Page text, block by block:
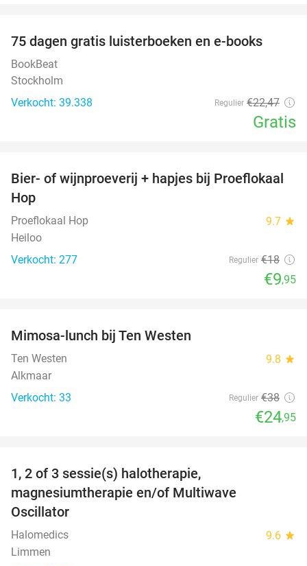
75 dagen gratis luisterboeken en e-books
BookBeat
Stockholm
Verkocht: 39.338
Regulier €22,47
Gratis
45%
Bier- of wijnproeverij + hapjes bij Proeflokaal
Hop
Proeflokaal Hop 9.7 star
Heiloo
Verkocht: 277
Regulier €18
€9,95
Mimosa-lunch bij Ten Westen
Ten Westen 9.8 star
Alkmaar
Verkocht: 33
Regulier €38
€24,95
1, 2 of 3 sessie(s) halotherapie,
magnesiumtherapie en/of Multiwave
Oscillator
Halomedics 9.6 star
Limmen